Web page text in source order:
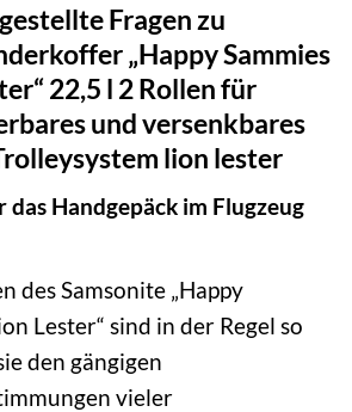
Fragen zu
„Happy Sammies
22,5 l 2 Rollen für
und versenkbares
lion lester
Handgepäck im Flugzeug
des Samsonite „Happy
Lester“ sind in der Regel so
den gängigen
vieler